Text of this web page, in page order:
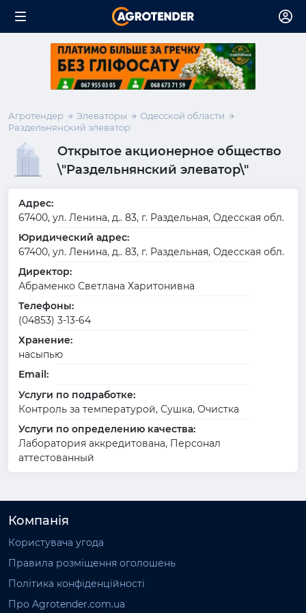
Агротендер Элеваторы
Одесской области
Раздельнянский элеватор
Открытое акционерное общество
\"Раздельнянский элеватор\"
Адрес:
67400, ул. Ленина, д.. 83, г. Раздельная, Одесская обл.
Юридический адрес:
67400, ул. Ленина, д.. 83, г. Раздельная, Одесская обл.
Директор:
Абраменко Светлана Харитонивна
Телефоны:
(04853) 3-13-64
Хранение:
насыпью
Email:
Услуги по подработке:
Контроль за температурой, Сушка, Очистка
Услуги по определению качества:
Лаборатория аккредитована, Персонал
аттестованный
Компанія
Користувача угода
Правила розміщення оголошень
Політика конфіденційності
Про Agrotender.com.ua